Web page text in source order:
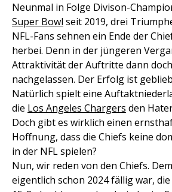
Neunmal in Folge Divison-
Super Bowl seit 2019, drei
NFL-Fans sehnen ein Ende der
herbei. Denn in der jüngeren
Attraktivität der Auftritte dann
nachgelassen. Der Erfolg ist
Natürlich spielt eine
die Los Angeles Chargers den
Doch gibt es wirklich einen
Hoffnung, dass die Chiefs keine
in der NFL spielen?
Nun, wir reden von den Chiefs.
eigentlich schon 2024 fällig war,